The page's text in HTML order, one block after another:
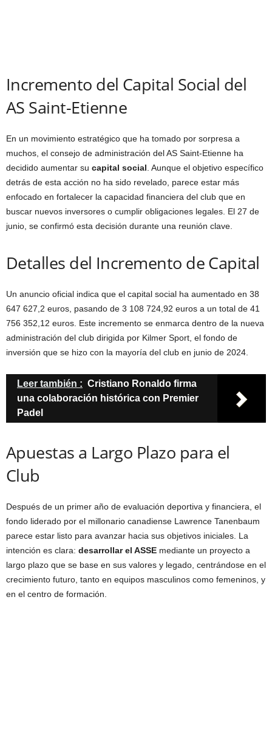
Incremento del Capital Social del
AS Saint-Etienne
En un movimiento estratégico que ha tomado por sorpresa a
muchos, el consejo de administración del AS Saint-Etienne ha
decidido aumentar su capital social. Aunque el objetivo específico
detrás de esta acción no ha sido revelado, parece estar más
enfocado en fortalecer la capacidad financiera del club que en
buscar nuevos inversores o cumplir obligaciones legales. El 27 de
junio, se confirmó esta decisión durante una reunión clave.
Detalles del Incremento de Capital
Un anuncio oficial indica que el capital social ha aumentado en 38
647 627,2 euros, pasando de 3 108 724,92 euros a un total de 41
756 352,12 euros. Este incremento se enmarca dentro de la nueva
administración del club dirigida por Kilmer Sport, el fondo de
inversión que se hizo con la mayoría del club en junio de 2024.
Leer también : Cristiano Ronaldo firma
una colaboración histórica con Premier
Padel
Apuestas a Largo Plazo para el
Club
Después de un primer año de evaluación deportiva y financiera, el
fondo liderado por el millonario canadiense Lawrence Tanenbaum
parece estar listo para avanzar hacia sus objetivos iniciales. La
intención es clara: desarrollar el ASSE mediante un proyecto a
largo plazo que se base en sus valores y legado, centrándose en el
crecimiento futuro, tanto en equipos masculinos como femeninos, y
en el centro de formación.